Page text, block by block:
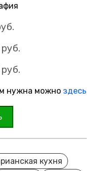
нужна можно здесь
кухня